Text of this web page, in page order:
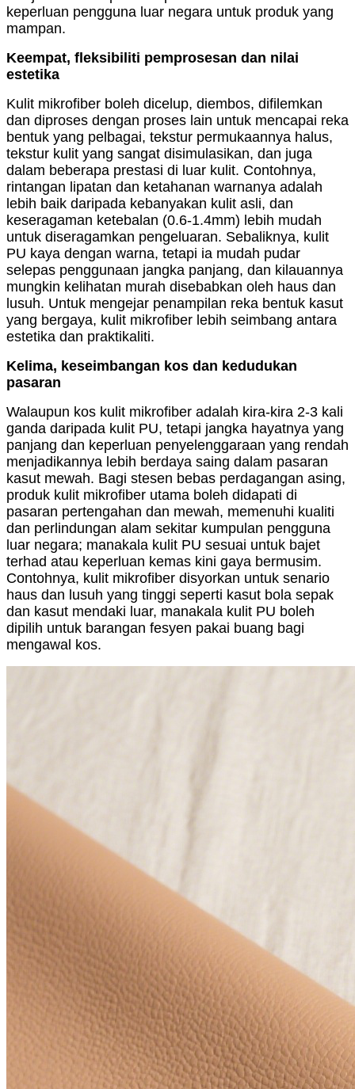
keperluan pengguna luar negara untuk produk yang
mampan.
Keempat, fleksibiliti pemprosesan dan nilai
estetika
Kulit mikrofiber boleh dicelup, diembos, difilemkan
dan diproses dengan proses lain untuk mencapai reka
bentuk yang pelbagai, tekstur permukaannya halus,
tekstur kulit yang sangat disimulasikan, dan juga
dalam beberapa prestasi di luar kulit. Contohnya,
rintangan lipatan dan ketahanan warnanya adalah
lebih baik daripada kebanyakan kulit asli, dan
keseragaman ketebalan (0.6-1.4mm) lebih mudah
untuk diseragamkan pengeluaran. Sebaliknya, kulit
PU kaya dengan warna, tetapi ia mudah pudar
selepas penggunaan jangka panjang, dan kilauannya
mungkin kelihatan murah disebabkan oleh haus dan
lusuh. Untuk mengejar penampilan reka bentuk kasut
yang bergaya, kulit mikrofiber lebih seimbang antara
estetika dan praktikaliti.
Kelima, keseimbangan kos dan kedudukan
pasaran
Walaupun kos kulit mikrofiber adalah kira-kira 2-3 kali
ganda daripada kulit PU, tetapi jangka hayatnya yang
panjang dan keperluan penyelenggaraan yang rendah
menjadikannya lebih berdaya saing dalam pasaran
kasut mewah. Bagi stesen bebas perdagangan asing,
produk kulit mikrofiber utama boleh didapati di
pasaran pertengahan dan mewah, memenuhi kualiti
dan perlindungan alam sekitar kumpulan pengguna
luar negara; manakala kulit PU sesuai untuk bajet
terhad atau keperluan kemas kini gaya bermusim.
Contohnya, kulit mikrofiber disyorkan untuk senario
haus dan lusuh yang tinggi seperti kasut bola sepak
dan kasut mendaki luar, manakala kulit PU boleh
dipilih untuk barangan fesyen pakai buang bagi
mengawal kos.